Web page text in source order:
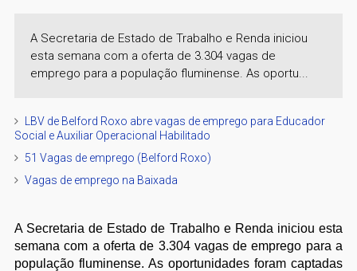
A Secretaria de Estado de Trabalho e Renda iniciou
esta semana com a oferta de 3.304 vagas de
emprego para a população fluminense. As oportu...
LBV de Belford Roxo abre vagas de emprego para Educador
Social e Auxiliar Operacional Habilitado
51 Vagas de emprego (Belford Roxo)
Vagas de emprego na Baixada
A Secretaria de Estado de Trabalho e Renda iniciou esta
semana com a oferta de 3.304 vagas de emprego para a
população fluminense. As oportunidades foram captadas